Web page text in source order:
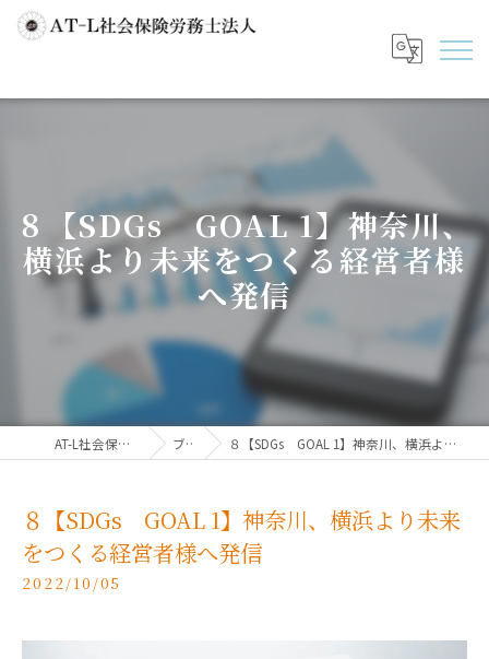
８【SDGs GOAL 1】神奈川、
横浜より未来をつくる経営者様
へ発信
AT-L社会保険労務士法人 ブログ ８【SDGs GOAL 1】神奈川、横浜より未来をつくる経営者様へ発信
８【SDGs GOAL 1】神奈川、横浜より未来
をつくる経営者様へ発信
2022/10/05